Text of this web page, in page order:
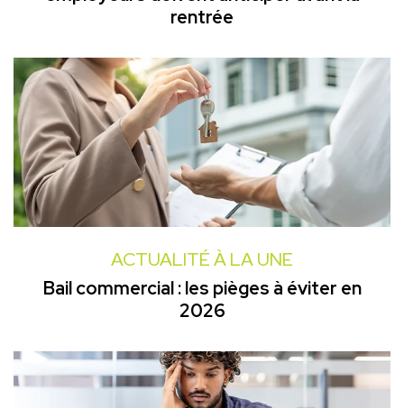
rentrée
ACTUALITÉ À LA UNE
Bail commercial : les pièges à éviter en
2026